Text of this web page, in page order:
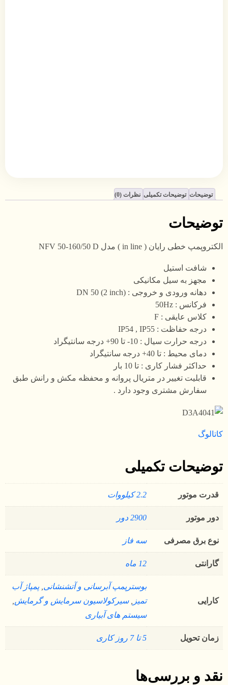
توضیحات توضیحات تکمیلی نظرات (0)
توضیحات
الکتروپمپ خطی رایان ( in line ) مدل NFV 50-160/50 D
شافت استیل
مجهز به سیل مکانیکی
دهانه ورودی و خروجی : DN 50 (2 inch)
فرکانس : 50Hz
کلاس عایقی : F
درجه حفاظت : IP54 , IP55
درجه حرارت سیال : 10- تا 90+ درجه سانتیگراد
دمای محیط : تا 40+ درجه سانتیگراد
حداکثر فشار کاری : تا 10 بار
قابلیت تغییر در متریال پروانه و محفظه مکش و رانش طبق
سفارش مشتری وجود دارد .
کاتالوگ
توضیحات تکمیلی
قدرت موتور 2.2 کیلووات
دور موتور 2900 دور
نوع برق مصرفی سه فاز
گارانتی 12 ماه
کارایی
بوسترپمپ آبرسانی و آتشنشانی ,پمپاژ آب
تمیز
,سیرکولاسیون سرمایش و گرمایش
سیستم های آبیاری
زمان تحویل 5 تا 7 روز کاری
نقد و بررسی‌ها